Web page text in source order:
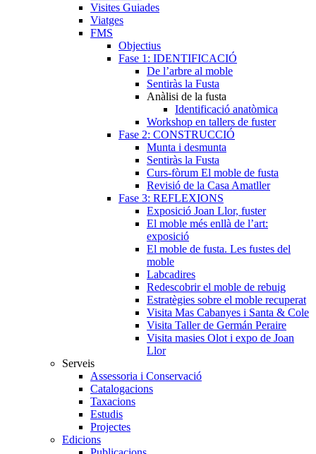
Visites Guiades
Viatges
FMS
Objectius
Fase 1: IDENTIFICACIÓ
De l’arbre al moble
Sentiràs la Fusta
Anàlisi de la fusta
Identificació anatòmica
Workshop en tallers de fuster
Fase 2: CONSTRUCCIÓ
Munta i desmunta
Sentiràs la Fusta
Curs-fòrum El moble de fusta
Revisió de la Casa Amatller
Fase 3: REFLEXIONS
Exposició Joan Llor, fuster
El moble més enllà de l’art:
exposició
El moble de fusta. Les fustes del
moble
Labcadires
Redescobrir el moble de rebuig
Estratègies sobre el moble recuperat
Visita Mas Cabanyes i Santa & Cole
Visita Taller de Germán Peraire
Visita masies Olot i expo de Joan
Llor
Serveis
Assessoria i Conservació
Catalogacions
Taxacions
Estudis
Projectes
Edicions